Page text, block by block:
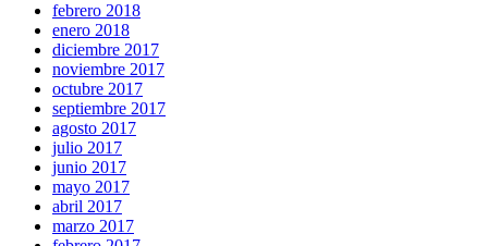
febrero 2018
enero 2018
diciembre 2017
noviembre 2017
octubre 2017
septiembre 2017
agosto 2017
julio 2017
junio 2017
mayo 2017
abril 2017
marzo 2017